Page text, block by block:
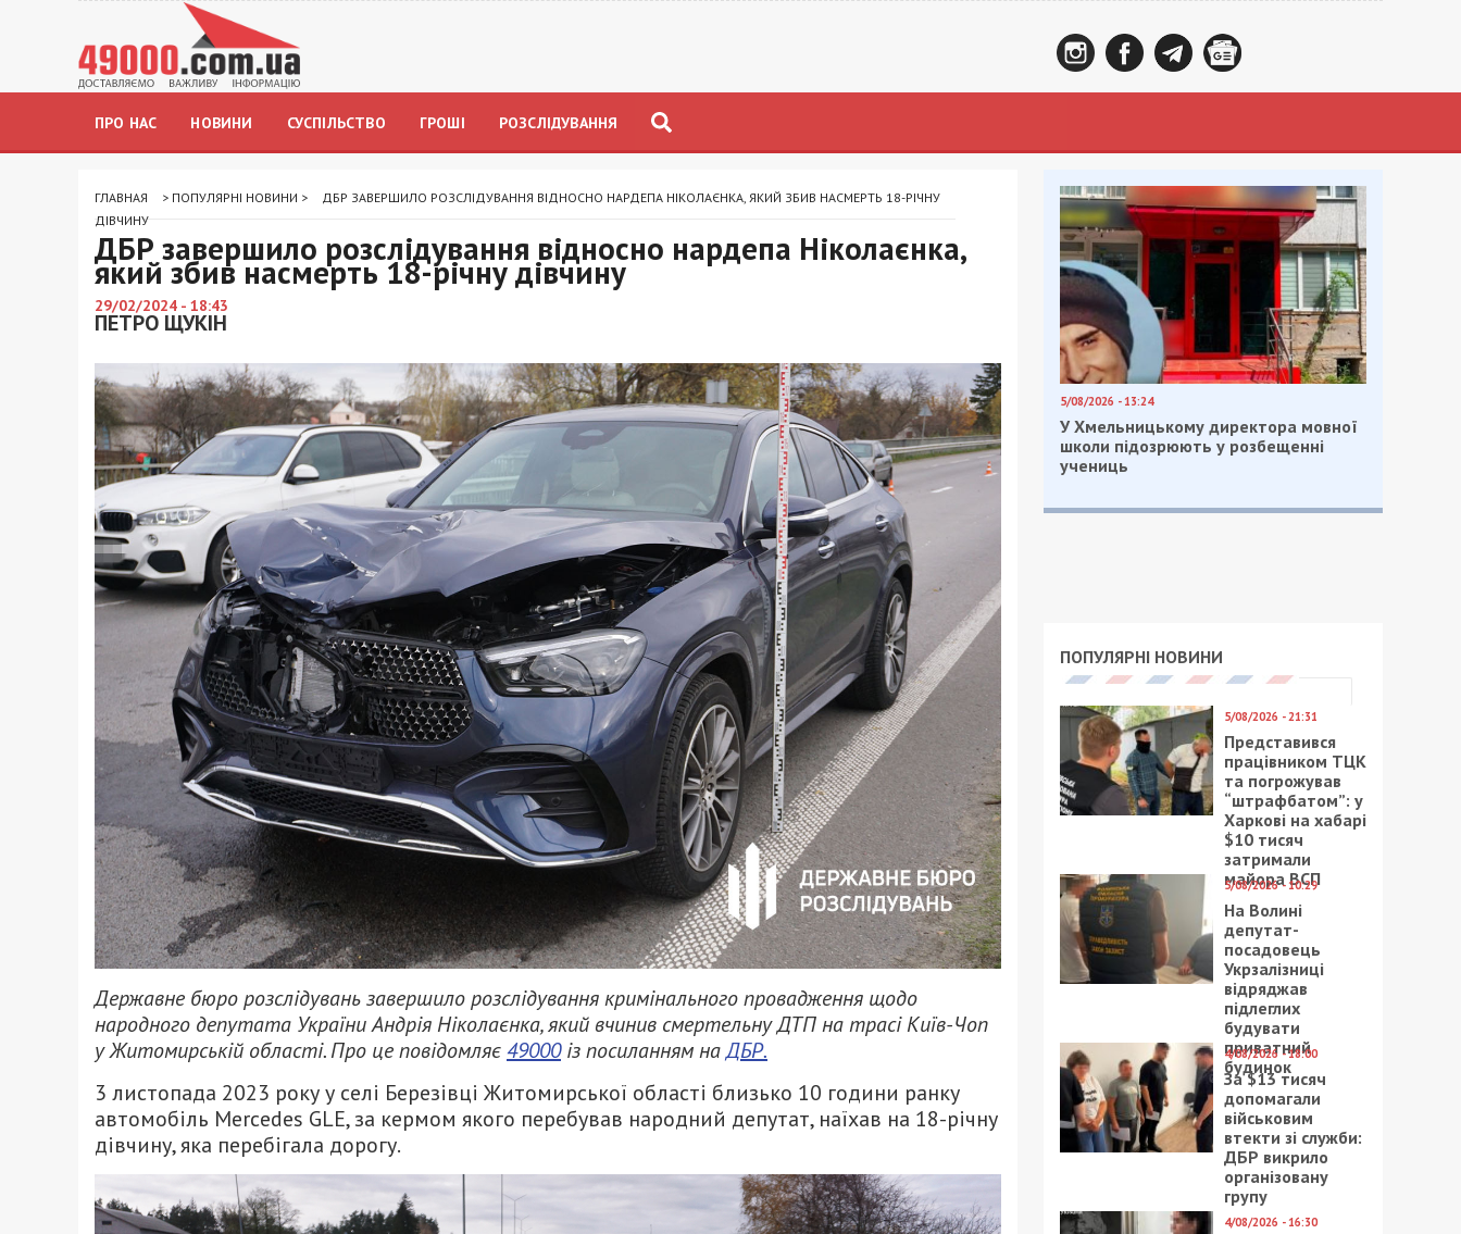
ПРО НАС НОВИНИ СУСПІЛЬСТВО ГРОШІ РОЗСЛІДУВАННЯ
ГЛАВНАЯ > ПОПУЛЯРНІ НОВИНИ >
ДБР ЗАВЕРШИЛО РОЗСЛІДУВАННЯ ВІДНОСНО НАРДЕПА НІКОЛАЄНКА, ЯКИЙ ЗБИВ НАСМЕРТЬ 18-РІЧНУ
ДІВЧИНУ
ДБР завершило розслідування відносно нардепа Ніколаєнка,
який збив насмерть 18-річну дівчину
29/02/2024 - 18:43
ПЕТРО ЩУКІН
Державне бюро розслідувань завершило розслідування кримінального провадження щодо
народного депутата України Андрія Ніколаєнка, який вчинив смертельну ДТП на трасі Київ-Чоп
у Житомирській області. Про це повідомляє49000із посиланням наДБР.
3 листопада 2023 року у селі Березівці Житомирської області близько 10 години ранку
автомобіль Mercedes GLE, за кермом якого перебував народний депутат, наїхав на 18-річну
дівчину, яка перебігала дорогу.
5/08/2026 - 13:24
У Хмельницькому директора мовної
школи підозрюють у розбещенні
учениць
ПОПУЛЯРНІ НОВИНИ
5/08/2026 - 21:31
Представився
працівником ТЦК
та погрожував
“штрафбатом”: у
Харкові на хабарі
$10 тисяч
затримали
майора ВСП
5/08/2026 - 10:29
На Волині
депутат-
посадовець
Укрзалізниці
відряджав
підлеглих
будувати
приватний
будинок
4/08/2026 - 18:00
За $13 тисяч
допомагали
військовим
втекти зі служби:
ДБР викрило
організовану
групу
4/08/2026 - 16:30